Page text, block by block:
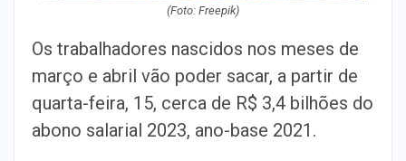
(Foto: Freepik)
Os trabalhadores nascidos nos meses de
março e abril vão poder sacar, a partir de
quarta-feira, 15, cerca de R$ 3,4 bilhões do
abono salarial 2023, ano-base 2021.